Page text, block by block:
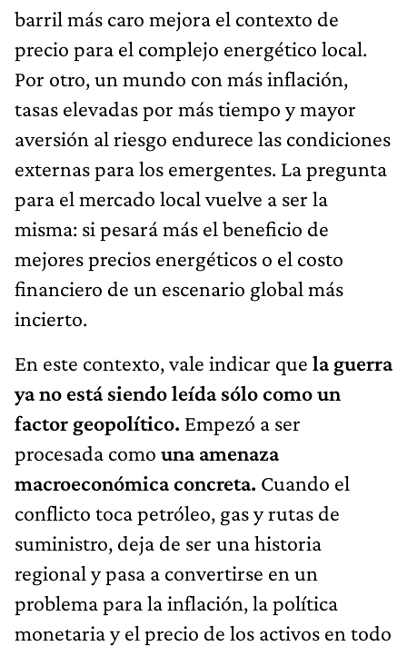
barril más caro mejora el contexto de
precio para el complejo energético local.
Por otro, un mundo con más inflación,
tasas elevadas por más tiempo y mayor
aversión al riesgo endurece las condiciones
externas para los emergentes. La pregunta
para el mercado local vuelve a ser la
misma: si pesará más el beneficio de
mejores precios energéticos o el costo
financiero de un escenario global más
incierto.
En este contexto, vale indicar que la guerra
ya no está siendo leída sólo como un
factor geopolítico. Empezó a ser
procesada como una amenaza
macroeconómica concreta. Cuando el
conflicto toca petróleo, gas y rutas de
suministro, deja de ser una historia
regional y pasa a convertirse en un
problema para la inflación, la política
monetaria y el precio de los activos en todo